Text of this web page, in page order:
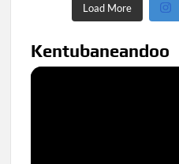
Load More
Kentubaneandoo